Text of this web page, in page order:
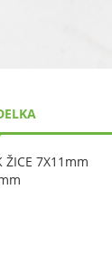
ŽICE 7X11mm